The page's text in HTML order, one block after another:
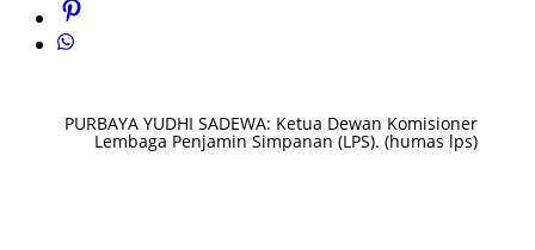
PURBAYA YUDHI SADEWA: Ketua Dewan Komisioner
Lembaga Penjamin Simpanan (LPS). (humas lps)